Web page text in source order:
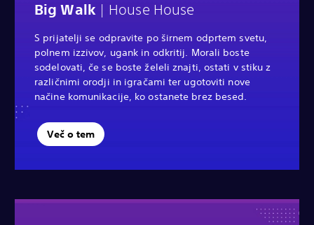
Big Walk| House House
S prijatelji se odpravite po širnem odprtem svetu,
polnem izzivov, ugank in odkritij. Morali boste
sodelovati, če se boste želeli znajti, ostati v stiku z
različnimi orodji in igračami ter ugotoviti nove
načine komunikacije, ko ostanete brez besed.
Več o tem